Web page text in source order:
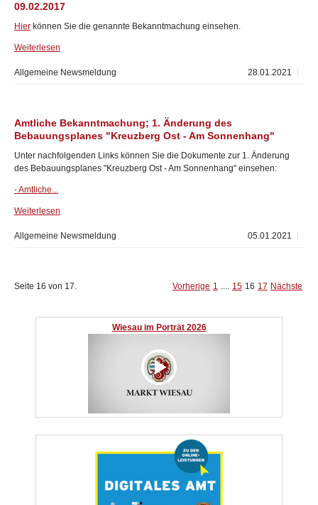
09.02.2017
Hier können Sie die genannte Bekanntmachung einsehen.
Weiterlesen
28.01.2021
Allgemeine Newsmeldung
Amtliche Bekanntmachung; 1. Änderung des
Bebauungsplanes "Kreuzberg Ost - Am Sonnenhang"
Unter nachfolgenden Links können Sie die Dokumente zur 1. Änderung
des Bebauungsplanes "Kreuzberg Ost - Am Sonnenhang" einsehen:
- Amtliche...
Weiterlesen
05.01.2021
Allgemeine Newsmeldung
Seite 16 von 17. Vorherige 1 .... 15 16 17 Nächste
Wiesau im Porträt 2026